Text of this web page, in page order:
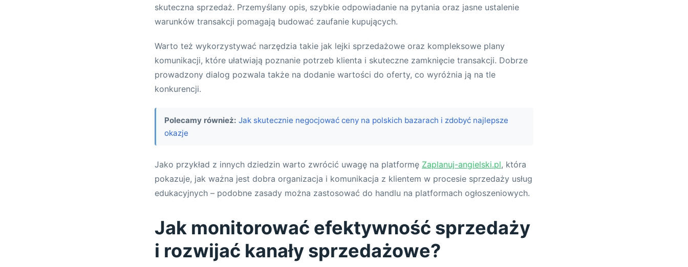
skuteczna sprzedaż. Przemyślany opis, szybkie odpowiadanie na pytania oraz jasne ustalenie
warunków transakcji pomagają budować zaufanie kupujących.
Warto też wykorzystywać narzędzia takie jak lejki sprzedażowe oraz kompleksowe plany
komunikacji, które ułatwiają poznanie potrzeb klienta i skuteczne zamknięcie transakcji. Dobrze
prowadzony dialog pozwala także na dodanie wartości do oferty, co wyróżnia ją na tle
konkurencji.
Polecamy również: Jak skutecznie negocjować ceny na polskich bazarach i zdobyć najlepsze
okazje
Jako przykład z innych dziedzin warto zwrócić uwagę na platformę Zaplanuj-angielski.pl, która
pokazuje, jak ważna jest dobra organizacja i komunikacja z klientem w procesie sprzedaży usług
edukacyjnych – podobne zasady można zastosować do handlu na platformach ogłoszeniowych.
Jak monitorować efektywność sprzedaży
i rozwijać kanały sprzedażowe?